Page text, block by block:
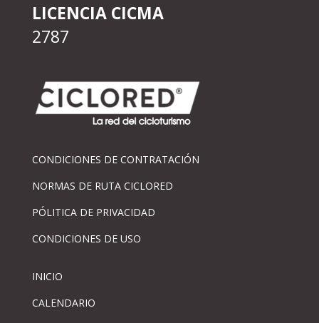
LICENCIA CICMA
2787
CONDICIONES DE CONTRATACIÓN
NORMAS DE RUTA CICLORED
PÓLITICA DE PRIVACIDAD
CONDICIONES DE USO
INICIO
CALENDARIO